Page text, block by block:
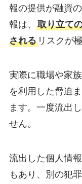
報の提供が融資
報は、 取り立て
されるリスクが
実際に職場や家
を利用した脅迫
ます。一度流出
せん。
流出した個人情
もあり、別の犯